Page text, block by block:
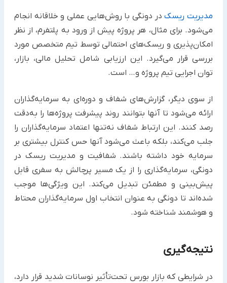
مدیریت ریسکدر دونگی با روش‌هایی عملی و خلاقانه انجام
می‌شود. برای مثال، هر پروژه پیش از ورود به پلتفرم، از نظر
امکان‌پذیری و ریسک‌های احتمالی توسط تیم متخصص مورد
بررسی قرار می‌گیرد. این ارزیابی شامل تحلیل مالی، بازار،
توان اجرایی تیم پروژه و… است.
از سوی دیگر، گزارش‌های شفاف و دوره‌ای به سرمایه‌گذاران
ارائه می‌شود تا آنها بتوانند روند پیشرفت پروژه‌ها را به‌دقت
رصد کنند. این ارتباط شفاف نه‌تنها اعتماد سرمایه‌گذاران را
جلب می‌کند، بلکه باعث می‌شود آنها حس کنترل بیشتری بر
سرمایه خود داشته باشند. شفافیت و مدیریت ریسک در
دونگی، سرمایه‌گذاری را از یک مسیر پرچالش به سفری قابل
پیش‌بینی و مطمئن تبدیل می‌کند. این ویژگی‌ها موجب
شده‌اند تا دونگی به عنوان انتخاب اول سرمایه‌گذاران محتاط
و هوشمند شناخته شود.
نتیجه‌گیری
در شرایطی که بازار بورس تحت‌تأثیر نوسانات شدید قرار دارد،